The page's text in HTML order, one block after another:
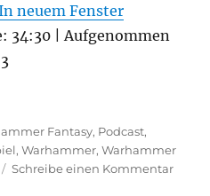
neuem Fenster
34:30 |Aufgenommen
Fantasy, Podcast,
,Warhammer,Warhammer
Schreibe einen Kommentarzu